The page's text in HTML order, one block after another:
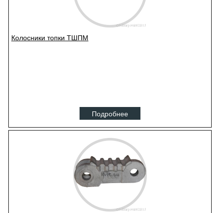
Колосники топки ТШПМ
Подробнее